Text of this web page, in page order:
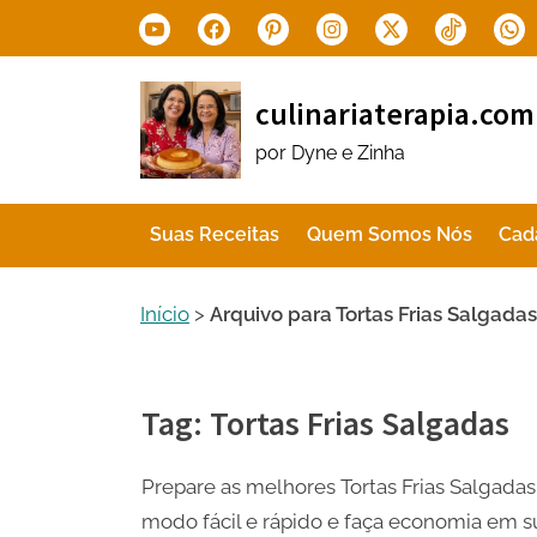
to
YoutubeFacebookPinterestInstagram
X.com Tiktok
culinariaterapia.com
por Dyne e Zinha
Suas Receitas Quem Somos Nós
Início > Arquivo para Tortas Frias Salgadas
Tag: Tortas Frias Salgadas
Prepare as melhores Tortas Frias
modo fácil e rápido e faça economia em